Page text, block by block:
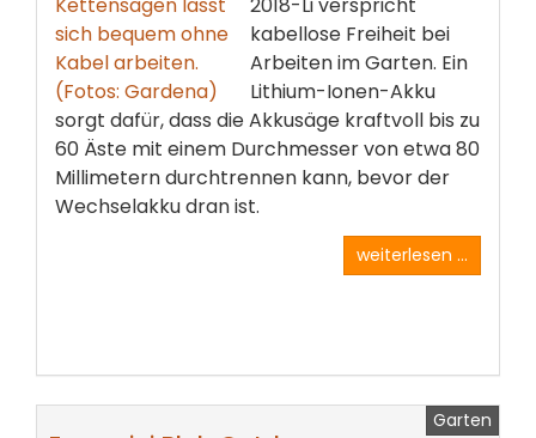
kabellose Freiheit bei
Arbeiten im Garten. Ein
Lithium-Ionen-Akku
sorgt dafür, dass die Akkusäge kraftvoll bis zu
60 Äste mit einem Durchmesser von etwa 80
Millimetern durchtrennen kann, bevor der
Wechselakku dran ist.
weiterlesen ...
Garten